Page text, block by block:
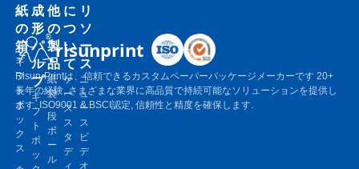
紙
の
箱
ギ
フ
ト
ボ
ッ
ク
ス
成
形
パ
ル
プ
ギ
フ
ト
ボ
ッ
他
の
製
品
紙
袋
段
ボ
ー
ル
に
つ
い
て
ケ
ー
ス
ス
タ
デ
ィ
リ
ソ
ー
ス
ニ
ュ
ー
ス
ビ
デ
オ
risunprint
Risun-Printは、信頼できるカスタムペーパーパッケージメーカーです 20+
長年の経験, さまざまな業界に高品質で持続可能なソリューションを提供し
ます. ISO9001 & BSCI認定, 信頼性と精度を確保します.